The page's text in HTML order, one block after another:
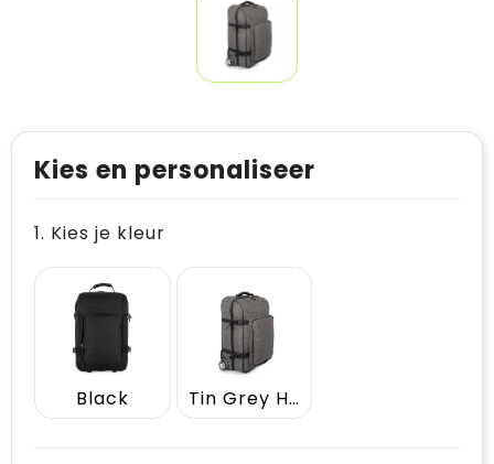
Kies en personaliseer
1. Kies je kleur
Black Tin Grey Heather